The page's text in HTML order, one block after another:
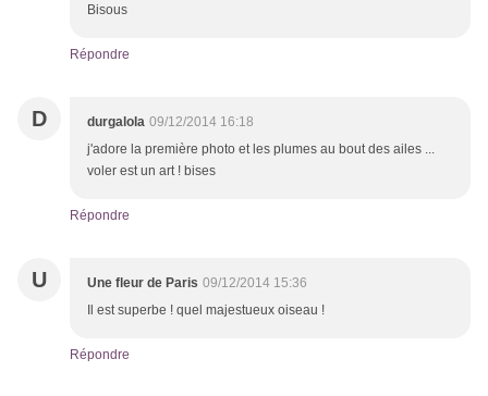
Bisous
Répondre
D durgalola 09/12/2014 16:18
j'adore la première photo et les plumes au bout des ailes ...
voler est un art ! bises
Répondre
U Une fleur de Paris 09/12/2014 15:36
Il est superbe ! quel majestueux oiseau !
Répondre